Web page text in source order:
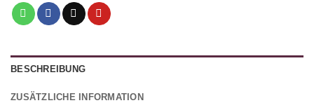
BESCHREIBUNG
ZUSÄTZLICHE INFORMATION